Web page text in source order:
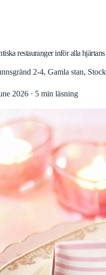
restauranger inför alla
2-4, Gamla stan,
2026 · 5 min läsning